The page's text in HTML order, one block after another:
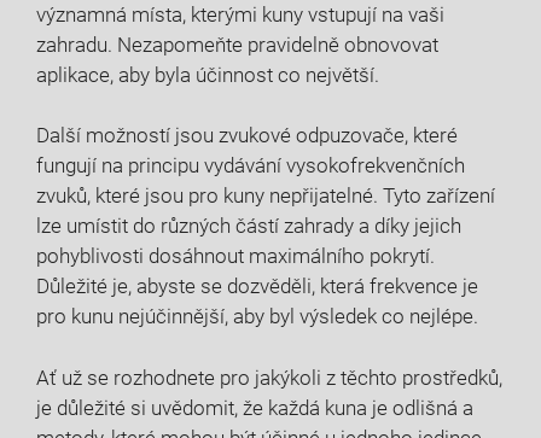
významná místa, kterými kuny vstupují na vaši
zahradu. Nezapomeňte pravidelně obnovovat
aplikace, aby byla účinnost co největší.
Další možností jsou zvukové odpuzovače, které
fungují na principu vydávání vysokofrekvenčních
zvuků, které jsou pro kuny nepřijatelné. Tyto zařízení
lze umístit do různých částí zahrady a díky jejich
pohyblivosti dosáhnout maximálního pokrytí.
Důležité je, abyste se dozvěděli, která frekvence je
pro kunu nejúčinnější, aby byl výsledek co nejlépe.
Ať už se rozhodnete pro jakýkoli z těchto prostředků,
je důležité si uvědomit, že každá kuna je odlišná a